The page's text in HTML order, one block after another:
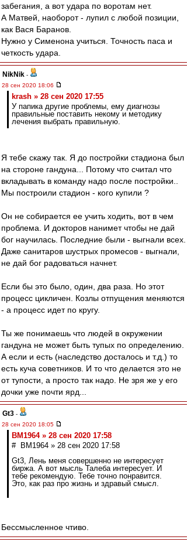
забегания, а вот удара по воротам нет.
А Матвей, наоборот - лупил с любой позиции,
как Вася Баранов.
Нужно у Сименона учиться. Точность паса и
четкость удара.
NikNik -
28 сен 2020 18:06
krash » 28 сен 2020 17:55
У папика другие проблемы, ему диагнозы
правильные поставить некому и методику
лечения выбрать правильную.
Я тебе скажу так. Я до постройки стадиона был
на стороне гандуна... Потому что считал что
вкладывать в команду надо после постройки..
Мы построили стадион - кого купили ?
Он не собирается ее учить ходить, вот в чем
проблема. И докторов нанимет чтобы не дай
бог научилась. Последние были - выгнали всех.
Даже санитаров шустрых промесов - выгнали,
не дай бог радоваться начнет.
Если бы это было, один, два раза. Но этот
процесс цикличен. Козлы отпущения меняются
- а процесс идет по кругу.
Ты же понимаешь что людей в окружении
гандуна не может быть тупых по определению.
А если и есть (наследство досталось и т.д.) то
есть куча советников. И то что делается это не
от тупости, а просто так надо. Не зря же у его
дочки уже почти ярд...
Gt3 -
28 сен 2020 18:05
BM1964 » 28 сен 2020 17:58
# BM1964 » 28 сен 2020 17:58
Gt3, Лень меня совершенно не интересует
биржа. А вот мысль Талеба интересует. И
тебе рекомендую. Тебе точно понравится.
Это, как раз про жизнь и здравый смысл.
Бессмысленное чтиво.